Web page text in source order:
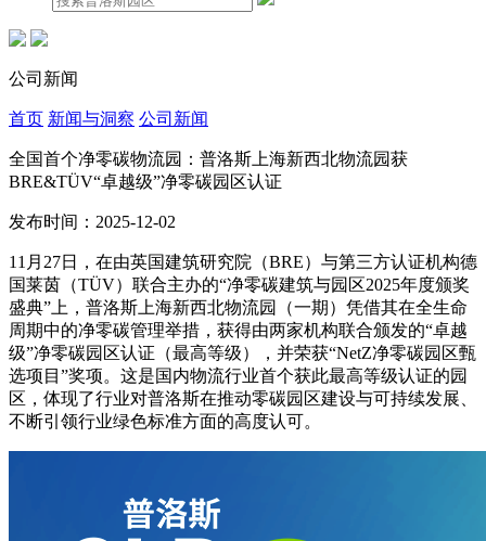
公司新闻
首页 新闻与洞察 公司新闻
全国首个净零碳物流园：普洛斯上海新西北物流园获
BRE&TÜV“卓越级”净零碳园区认证
发布时间：2025-12-02
11月27日，在由英国建筑研究院（BRE）与第三方认证机构德
国莱茵（TÜV）联合主办的“净零碳建筑与园区2025年度颁奖
盛典”上，普洛斯上海新西北物流园（一期）凭借其在全生命
周期中的净零碳管理举措，获得由两家机构联合颁发的“卓越
级”净零碳园区认证（最高等级），并荣获“NetZ净零碳园区甄
选项目”奖项。这是国内物流行业首个获此最高等级认证的园
区， 体现了行业对普洛斯在推动零碳园区建设与可持续发展、
不断引领行业绿色标准方面的高度认可。